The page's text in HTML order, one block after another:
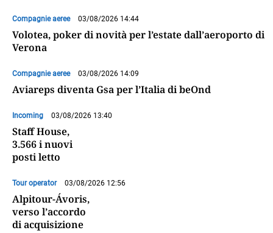
Compagnie aeree 03/08/2026 14:44
Volotea, poker di novità per l’estate dall’aeroporto di
Verona
Compagnie aeree 03/08/2026 14:09
Aviareps diventa Gsa per l’Italia di beOnd
Incoming 03/08/2026 13:40
Staff House,
3.566 i nuovi
posti letto
Tour operator 03/08/2026 12:56
Alpitour-Ávoris,
verso l’accordo
di acquisizione